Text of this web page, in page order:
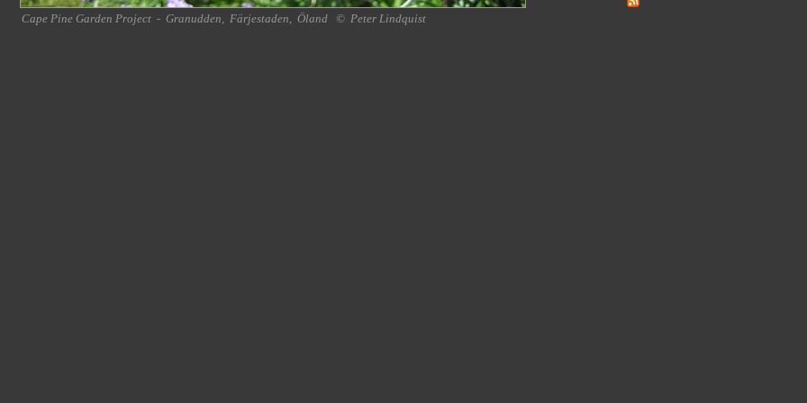
Cape Pine Garden Project - Granudden, Färjestaden, Öland © Peter Lindquist